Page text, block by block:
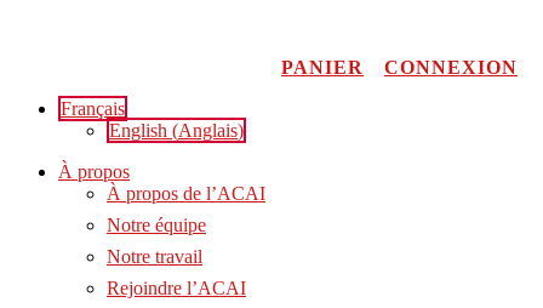
PANIER
CONNEXION
Français
English (Anglais)
À propos
À propos de l’ACAI
Notre équipe
Notre travail
Rejoindre l’ACAI